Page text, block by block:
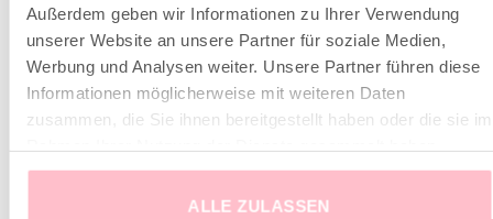
Außerdem geben wir Informationen zu Ihrer Verwendung
unserer Website an unsere Partner für soziale Medien,
Werbung und Analysen weiter. Unsere Partner führen diese
Informationen möglicherweise mit weiteren Daten
zusammen, die Sie ihnen bereitgestellt haben oder die sie im
ALLE ZULASSEN
Stickereien machen sie zu einem absoluten Hingucker.
Trage sie zu der passenden Bluse oder zu einem coolen
Statement Shirt.
Relaxed Fit
Dehnbarer Gummibund